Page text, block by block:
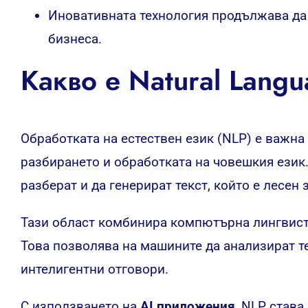
Иновативната технология продължава
бизнеса.
Какво е Natural
Обработката на естествен език (NLP) е
разбирането и обработката на човешкия
разберат и да генерират текст, който е лесен
Тази област комбинира компютърна
Това позволява на машините да анализират
интелигентни отговори.